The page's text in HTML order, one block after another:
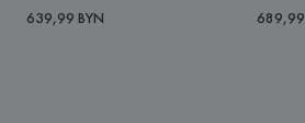
639,99 BYN
689,99